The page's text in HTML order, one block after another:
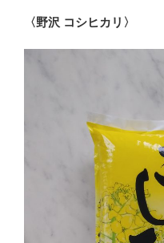
〈野沢 コシヒカリ〉